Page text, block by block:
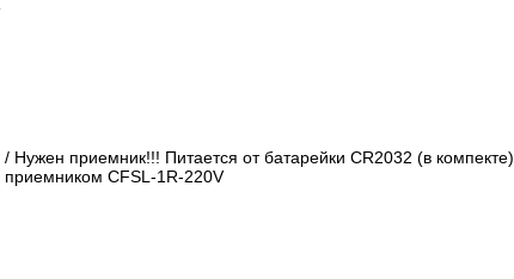
Нужен приемник!!! Питается от батарейки CR2032 (в компекте).
приемником CFSL-1R-220V